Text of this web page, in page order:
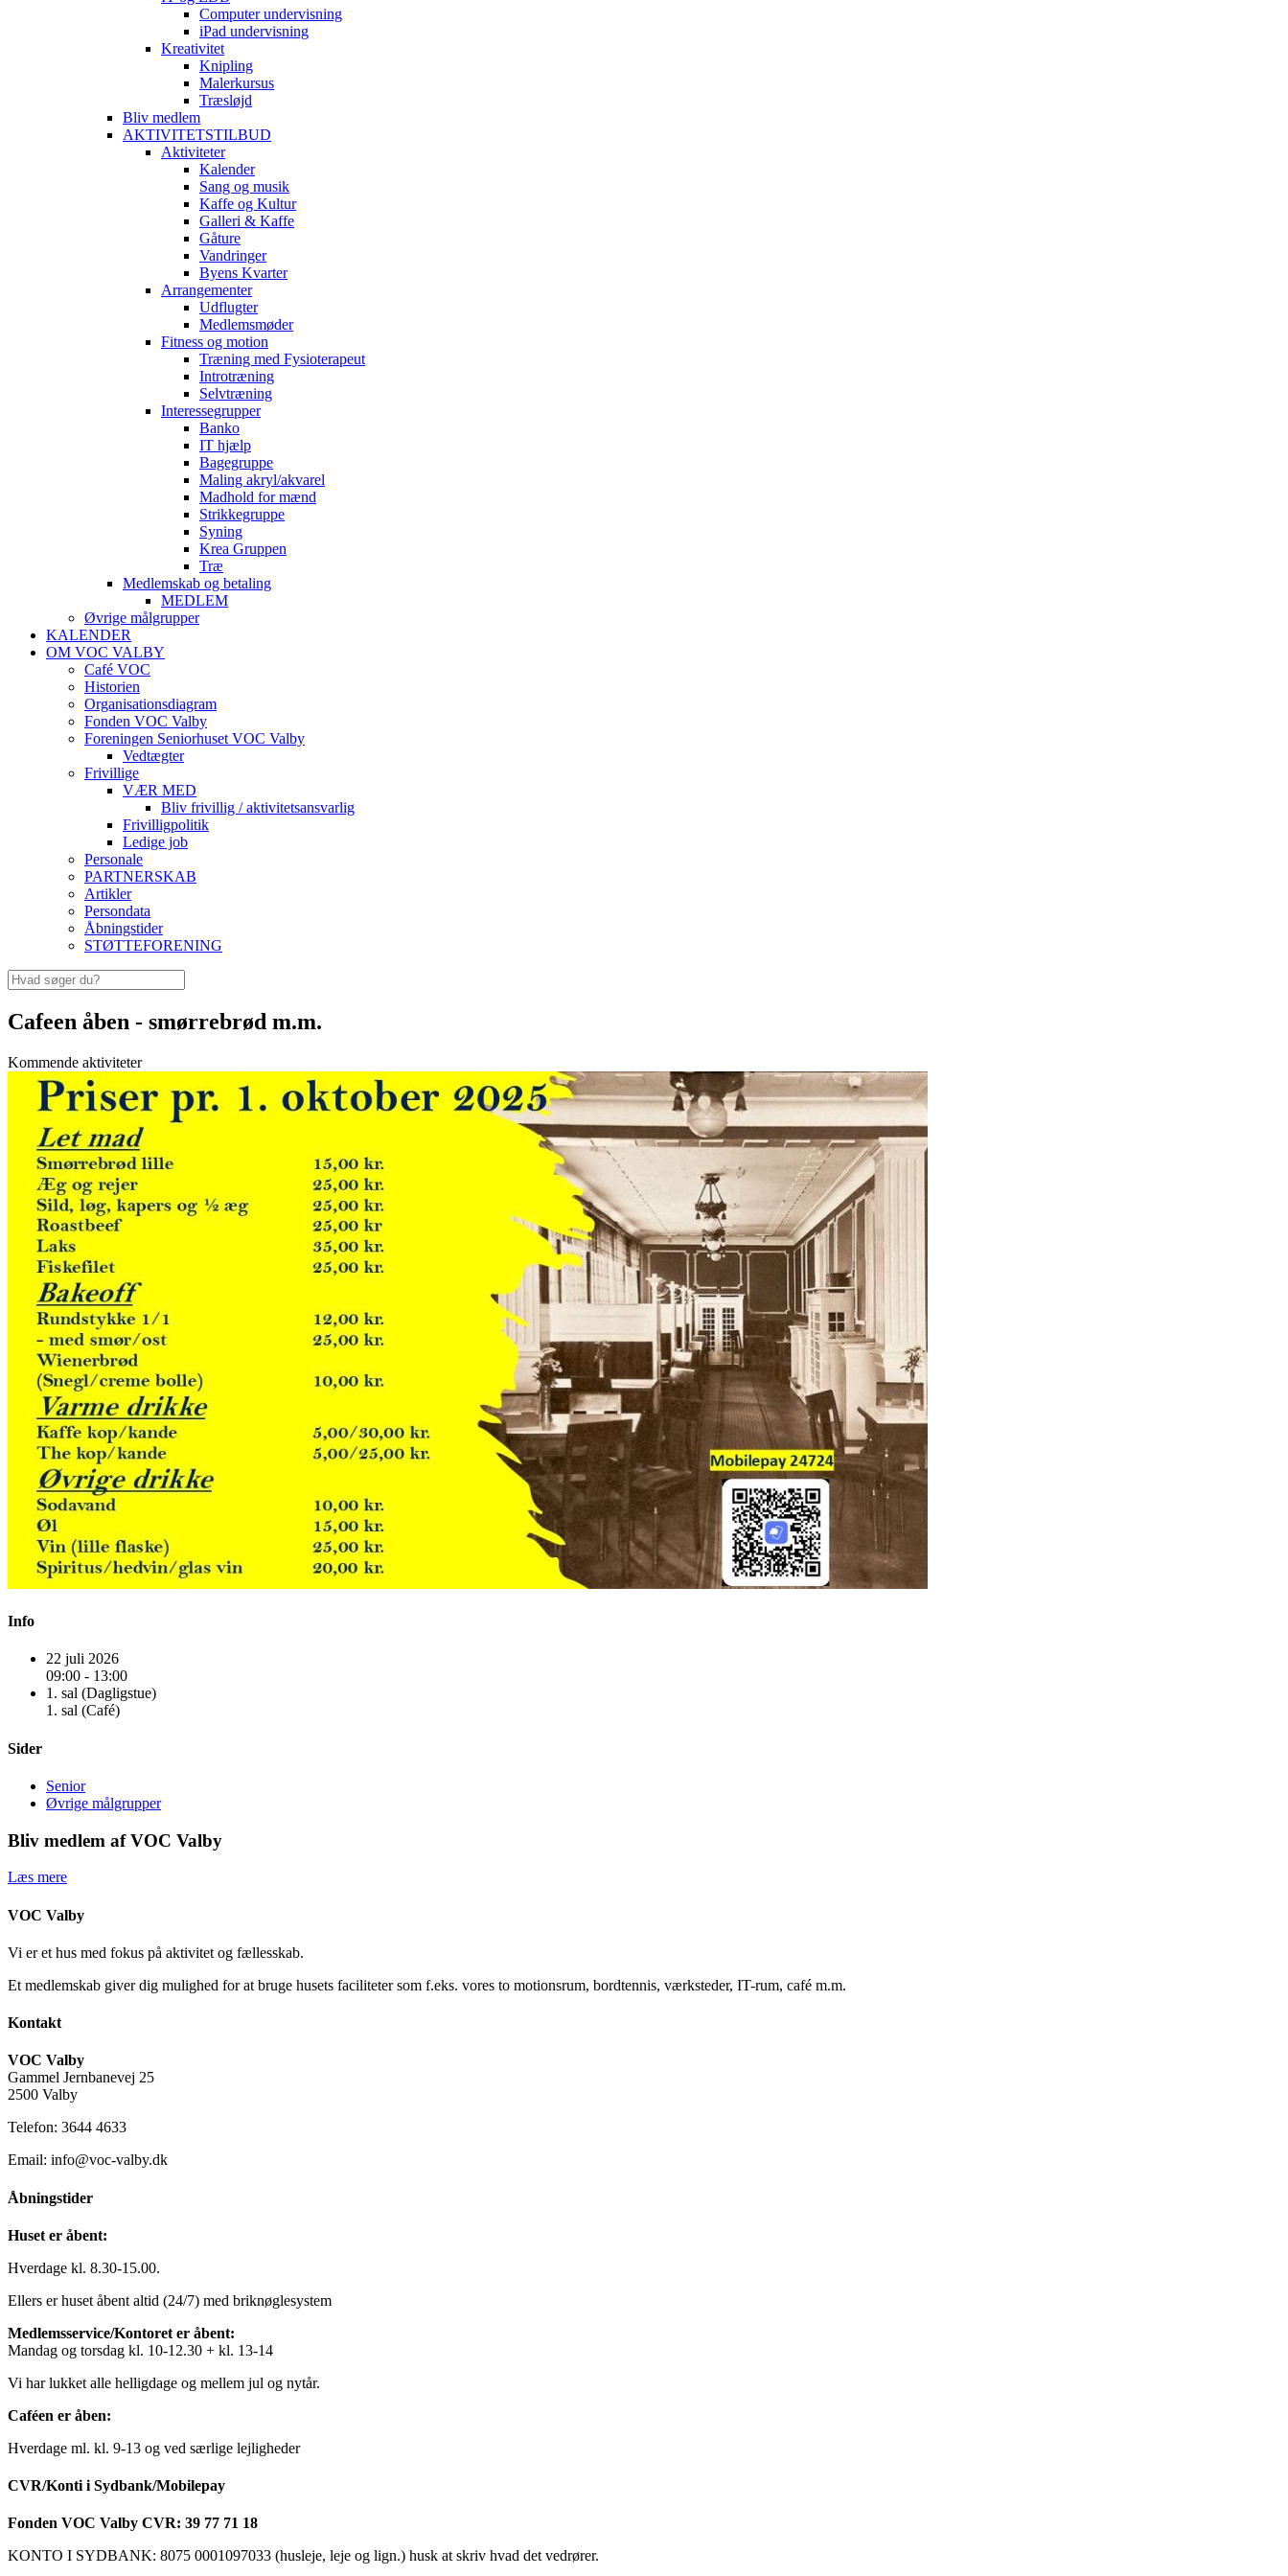
Computer undervisning
iPad undervisning
Kreativitet
Knipling
Malerkursus
Træsløjd
Bliv medlem
AKTIVITETSTILBUD
Aktiviteter
Kalender
Sang og musik
Kaffe og Kultur
Galleri & Kaffe
Gåture
Vandringer
Byens Kvarter
Arrangementer
Udflugter
Medlemsmøder
Fitness og motion
Træning med Fysioterapeut
Introtræning
Selvtræning
Interessegrupper
Banko
IT hjælp
Bagegruppe
Maling akryl/akvarel
Madhold for mænd
Strikkegruppe
Syning
Krea Gruppen
Træ
Medlemskab og betaling
MEDLEM
Øvrige målgrupper
KALENDER
OM VOC VALBY
Café VOC
Historien
Organisationsdiagram
Fonden VOC Valby
Foreningen Seniorhuset VOC Valby
Vedtægter
Frivillige
VÆR MED
Bliv frivillig / aktivitetsansvarlig
Frivilligpolitik
Ledige job
Personale
PARTNERSKAB
Artikler
Persondata
Åbningstider
STØTTEFORENING
Cafeen åben - smørrebrød m.m.
Kommende aktiviteter
Info
22 juli 2026
09:00 - 13:00
1. sal (Dagligstue)
1. sal (Café)
Sider
Senior
Øvrige målgrupper
Bliv medlem af VOC Valby
Læs mere
VOC Valby
Vi er et hus med fokus på aktivitet og fællesskab.
Et medlemskab giver dig mulighed for at bruge husets faciliteter som f.eks. vores to motionsrum, bordtennis, værksteder, IT-rum, café m.m.
Kontakt
VOC Valby
Gammel Jernbanevej 25
2500 Valby
Telefon: 3644 4633
Email: info@voc-valby.dk
Åbningstider
Huset er åbent:
Hverdage kl. 8.30-15.00.
Ellers er huset åbent altid (24/7) med briknøglesystem
Medlemsservice/Kontoret er åbent:
Mandag og torsdag kl. 10-12.30 + kl. 13-14
Vi har lukket alle helligdage og mellem jul og nytår.
Caféen er åben:
Hverdage ml. kl. 9-13 og ved særlige lejligheder
CVR/Konti i Sydbank/Mobilepay
Fonden VOC Valby CVR: 39 77 71 18
KONTO I SYDBANK: 8075 0001097033 (husleje, leje og lign.) husk at skriv hvad det vedrører.